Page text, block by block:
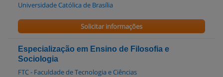
Universidade Católica de Brasília
Solicitar informações
Especialização em Ensino de Filosofia e
Sociologia
FTC - Faculdade de Tecnologia e Ciências